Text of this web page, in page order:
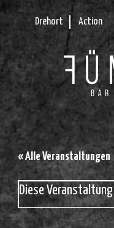
Drehort Action
« Alle Veranstaltungen
Diese